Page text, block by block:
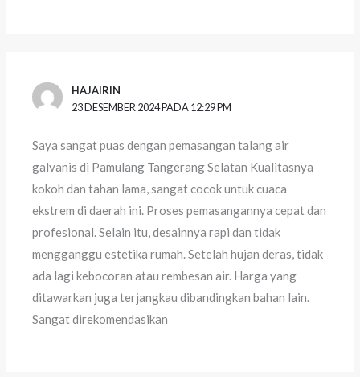
HAJAIRIN
23 DESEMBER 2024 PADA 12:29 PM
Saya sangat puas dengan pemasangan talang air
galvanis di Pamulang Tangerang Selatan Kualitasnya
kokoh dan tahan lama, sangat cocok untuk cuaca
ekstrem di daerah ini. Proses pemasangannya cepat dan
profesional. Selain itu, desainnya rapi dan tidak
mengganggu estetika rumah. Setelah hujan deras, tidak
ada lagi kebocoran atau rembesan air. Harga yang
ditawarkan juga terjangkau dibandingkan bahan lain.
Sangat direkomendasikan